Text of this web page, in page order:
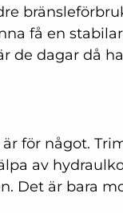
få en
de dagar då
för något.
av
Det är bara